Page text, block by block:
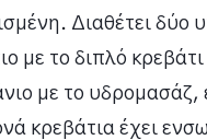
Διαθέτει δύο
με το διπλό
με το υδρομασάζ,
κρεβάτια έχει